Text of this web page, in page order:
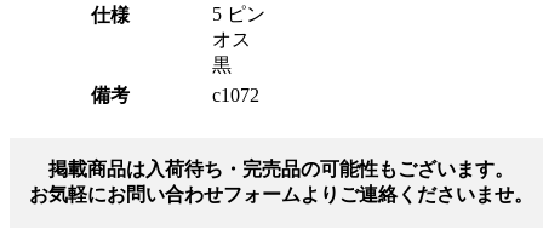
仕様
5 ピン
オス
黒
備考
c1072
掲載商品は入荷待ち・完売品の可能性もございます。
お気軽にお問い合わせフォームよりご連絡くださいませ。